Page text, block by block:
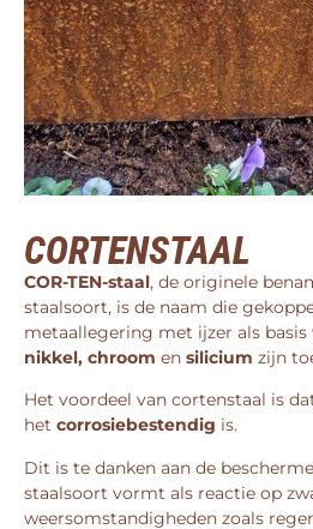
CORTENSTAAL
COR-TEN-staal, de originele
staalsoort, is de naam die
metaallegering met ijzer als basis
nikkel, chroom en silicium zijn
Het voordeel van cortenstaal is
het corrosiebestendig is.
Dit is te danken aan de
staalsoort vormt als reactie op
weersomstandigheden zoals